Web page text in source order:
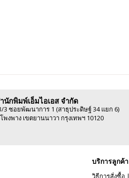
นักพิมพ์เอ็มไอเอส จำกัด
3 ซอยพัฒนาการ 1 (สาธุประดิษฐ์ 34 แยก 6)
พงพาง เขตยานนาวา กรุงเทพฯ 10120
บริการลูกค้า
วิธีการสั่งซื้อ |